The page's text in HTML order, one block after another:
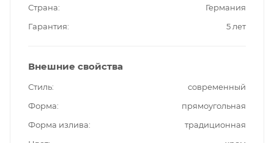
Страна
Германия
Гарантия
5 лет
Внешние свойства
Стиль
современный
Форма
прямоугольная
Форма излива
традиционная